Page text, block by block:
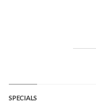
SPECIALS